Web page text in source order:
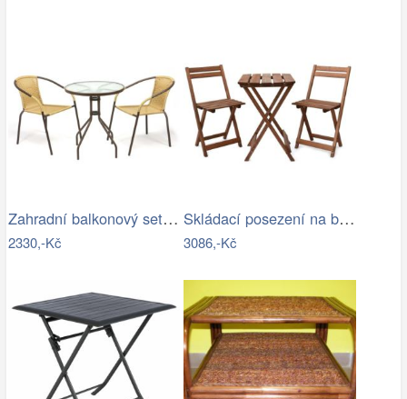
Zahradní balkonový set, polyratan, 2…
2330,-Kč
Skládací posezení na balkon -RJ
3086,-Kč